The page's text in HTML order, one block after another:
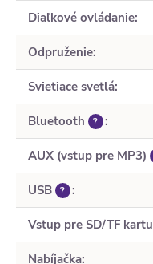
Diaľkové ovládanie:
Odpruženie:
Svietiace svetlá:
Bluetooth ? :
AUX (vstup pre MP3)
USB ? :
Vstup pre SD/TF kartu
Nabíjačka: